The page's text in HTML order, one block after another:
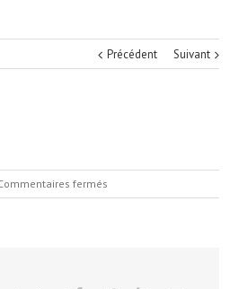
Précédent Suivant
fermés
Hand